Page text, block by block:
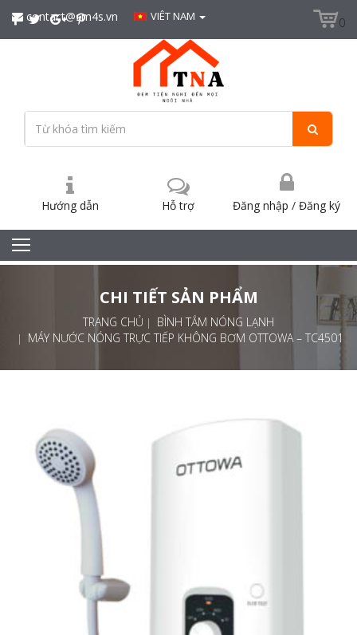
contact@sm4s.vn VIÊT NAM 0
Đăng nhập/Đăng ký
Hướng dẫn Hỗ trợ
CHI TIẾT SẢN PHẨM
TRANG CHỦ
BÌNH TẮM NÓNG LẠNH
MÁY NƯỚC NÓNG TRỰC TIẾP KHÔNG BƠM OTTOWA – TC4501